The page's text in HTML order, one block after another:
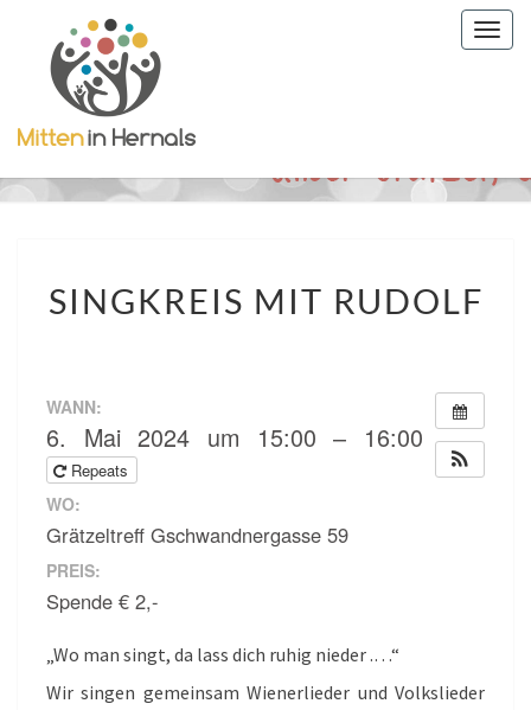
MIT
SINGKREIS MIT RUDOLF
WANN:
6. Mai 2024 um 15:00 – 16:00
Repeats
WO:
Grätzeltreff Gschwandnergasse 59
PREIS:
Spende € 2,-
„Wo man singt, da lass dich ruhig nieder .…“
Wir singen gemeinsam Wienerlieder und Volkslieder